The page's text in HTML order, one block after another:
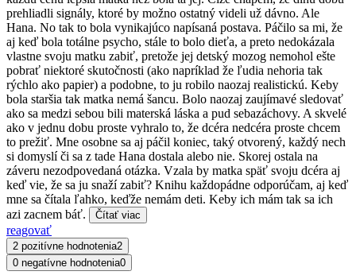
prehliadli signály, ktoré by možno ostatný videli už dávno. Ale
Hana. No tak to bola vynikajúco napísaná postava. Páčilo sa mi, že
aj keď bola totálne psycho, stále to bolo dieťa, a preto nedokázala
vlastne svoju matku zabiť, pretože jej detský mozog nemohol ešte
pobrať niektoré skutočnosti (ako napríklad že ľudia nehoria tak
rýchlo ako papier) a podobne, to ju robilo naozaj realistickú. Keby
bola staršia tak matka nemá šancu. Bolo naozaj zaujímavé sledovať
ako sa medzi sebou bili materská láska a pud sebazáchovy. A skvelé
ako v jednu dobu proste vyhralo to, že dcéra nedcéra proste chcem
to prežiť. Mne osobne sa aj páčil koniec, taký otvorený, každý nech
si domyslí či sa z tade Hana dostala alebo nie. Skorej ostala na
záveru nezodpovedaná otázka. Vzala by matka späť svoju dcéra aj
keď vie, že sa ju snaží zabiť? Knihu každopádne odporúčam, aj keď
mne sa čítala ľahko, keďže nemám deti. Keby ich mám tak sa ich
azi zacnem báť.
Čítať viac
reagovať
2 pozitívne hodnotenia2
0 negatívne hodnotenia0